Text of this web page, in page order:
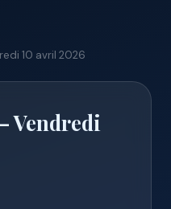
10 avril 2026
Vendredi